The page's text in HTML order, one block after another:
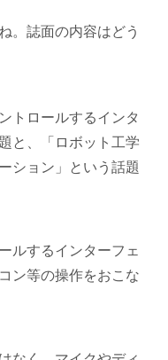
。誌面の内容はどう
トロールするインタ
と、「ロボット工学
ション」という話題
ルするインターフェ
ン等の操作をおこな